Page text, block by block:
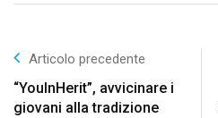
Articolo precedente
“YouInHerit”, avvicinare i
giovani alla tradizione